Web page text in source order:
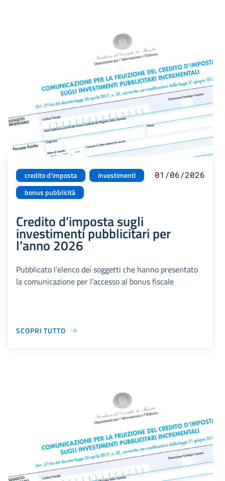
credito d'imposta
investimenti
bonus pubblicità
01/06/2026
Credito d’imposta sugli
investimenti pubblicitari per
l’anno 2026
Pubblicato l’elenco dei soggetti che hanno presentato
la comunicazione per l’accesso al bonus fiscale
SCOPRI TUTTO